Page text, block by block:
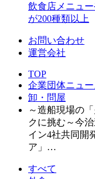
飲食店メニュ
が200種類以上
お問い合わせ
運営会社
TOP
企業団体ニュー
卸・問屋
～造船現場の
クに挑む～今
イン4社共同開
ア」…
すべて